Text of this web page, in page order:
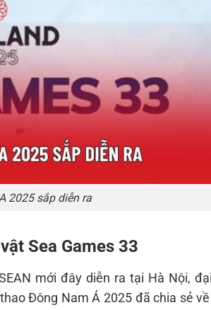
2025 sắp diễn ra
Sea Games 33
mới đây diễn ra tại Hà Nội,
Đông Nam Á 2025 đã chia sẻ